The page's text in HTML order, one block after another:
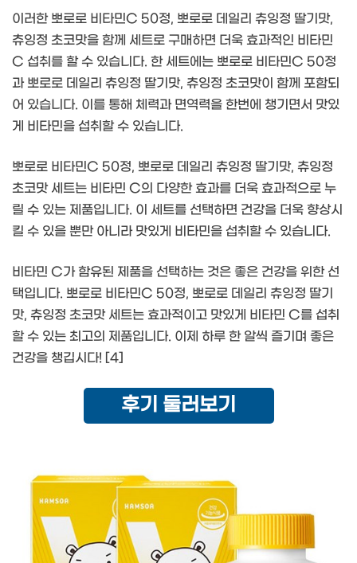
이러한 뽀로로 비타민C 50정, 뽀로로 데일리 츄잉정 딸기맛,
츄잉정 초코맛을 함께 세트로 구매하면 더욱 효과적인 비타민
C 섭취를 할 수 있습니다. 한 세트에는 뽀로로 비타민C 50정
과 뽀로로 데일리 츄잉정 딸기맛, 츄잉정 초코맛이 함께 포함되
어 있습니다. 이를 통해 체력과 면역력을 한번에 챙기면서 맛있
게 비타민을 섭취할 수 있습니다.
뽀로로 비타민C 50정, 뽀로로 데일리 츄잉정 딸기맛, 츄잉정
초코맛 세트는 비타민 C의 다양한 효과를 더욱 효과적으로 누
릴 수 있는 제품입니다. 이 세트를 선택하면 건강을 더욱 향상시
킬 수 있을 뿐만 아니라 맛있게 비타민을 섭취할 수 있습니다.
비타민 C가 함유된 제품을 선택하는 것은 좋은 건강을 위한 선
택입니다. 뽀로로 비타민C 50정, 뽀로로 데일리 츄잉정 딸기
맛, 츄잉정 초코맛 세트는 효과적이고 맛있게 비타민 C를 섭취
할 수 있는 최고의 제품입니다. 이제 하루 한 알씩 즐기며 좋은
건강을 챙깁시다! [4]
후기 둘러보기